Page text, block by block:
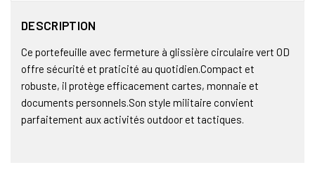
DESCRIPTION
Ce portefeuille avec fermeture à glissière circulaire vert OD
offre sécurité et praticité au quotidien.Compact et
robuste, il protège efficacement cartes, monnaie et
documents personnels.Son style militaire convient
parfaitement aux activités outdoor et tactiques.